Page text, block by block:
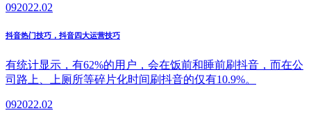
092022.02
抖音热门技巧，抖音四大运营技巧
有统计显示，有62%的用户，会在饭前和睡前刷抖音，而在公
司路上、上厕所等碎片化时间刷抖音的仅有10.9%。
092022.02